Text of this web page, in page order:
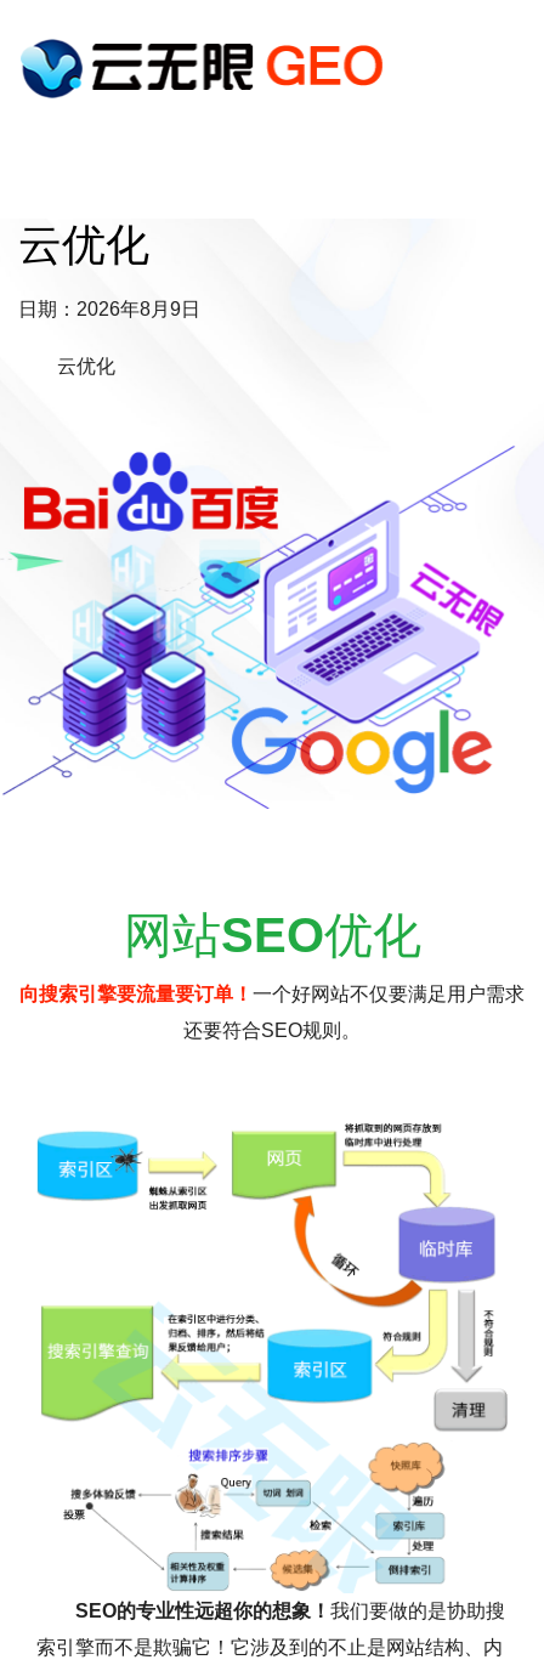
云优化
日期：2026年8月9日
云优化
网站SEO优化
向搜索引擎要流量要订单！ 一个好网站不仅要满足用户需求
还要符合SEO规则。
SEO的专业性远超你的想象！ 我们要做的是协助搜
索引擎而不是欺骗它！它涉及到的不止是网站结构、内